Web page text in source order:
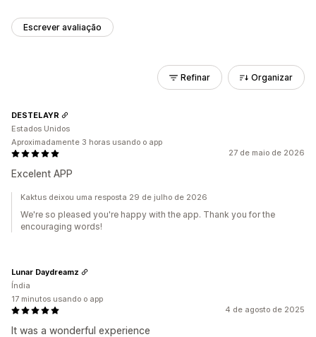
Escrever avaliação
Refinar Organizar
27 de maio de 2026
Excelent APP
DESTELAYR
Estados Unidos
Aproximadamente 3 horas usando o app
Kaktus deixou uma resposta 29 de julho de 2026
We're so pleased you're happy with the app. Thank you for the
encouraging words!
4 de agosto de 2025
It was a wonderful experience
Lunar Daydreamz
Índia
17 minutos usando o app